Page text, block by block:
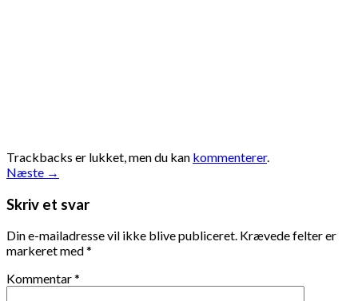
Trackbacks er lukket, men du kan kommenterer.
Næste →
Skriv et svar
Din e-mailadresse vil ikke blive publiceret. Krævede felter er
markeret med*
Kommentar*